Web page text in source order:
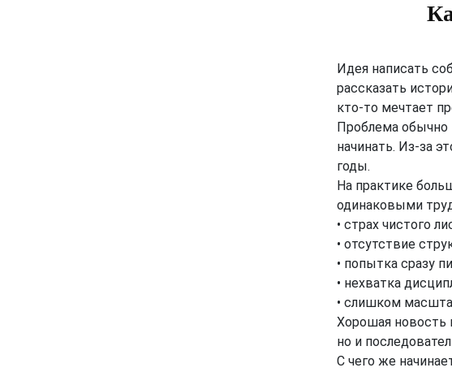
Идея написать
рассказать
кто-то мечтает
Проблема обычно
начинать. Из-за
годы.
На практике
одинаковыми
• страх чистого
• отсутствие
• попытка сразу
• нехватка
• слишком
Хорошая новость
но и
С чего же